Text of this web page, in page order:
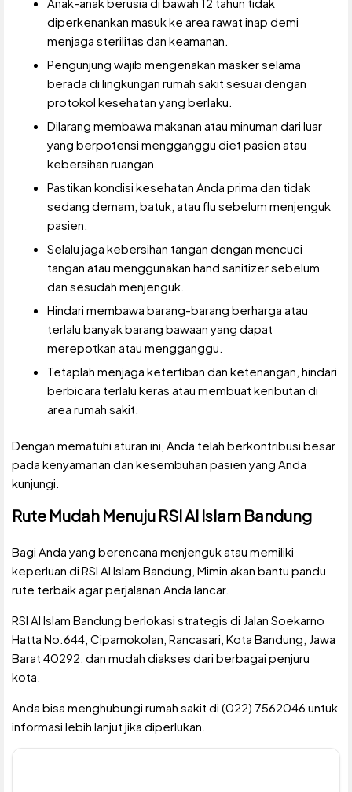
diperkenankan masuk ke area rawat inap demi
menjaga sterilitas dan keamanan.
Pengunjung wajib mengenakan masker selama
berada di lingkungan rumah sakit sesuai dengan
protokol kesehatan yang berlaku.
Dilarang membawa makanan atau minuman dari luar
yang berpotensi mengganggu diet pasien atau
kebersihan ruangan.
Pastikan kondisi kesehatan Anda prima dan tidak
sedang demam, batuk, atau flu sebelum menjenguk
pasien.
Selalu jaga kebersihan tangan dengan mencuci
tangan atau menggunakan hand sanitizer sebelum
dan sesudah menjenguk.
Hindari membawa barang-barang berharga atau
terlalu banyak barang bawaan yang dapat
merepotkan atau mengganggu.
Tetaplah menjaga ketertiban dan ketenangan, hindari
berbicara terlalu keras atau membuat keributan di
area rumah sakit.
Dengan mematuhi aturan ini, Anda telah berkontribusi besar
pada kenyamanan dan kesembuhan pasien yang Anda
kunjungi.
Rute Mudah Menuju RSI Al Islam Bandung
Bagi Anda yang berencana menjenguk atau memiliki
keperluan di RSI Al Islam Bandung, Mimin akan bantu pandu
rute terbaik agar perjalanan Anda lancar.
RSI Al Islam Bandung berlokasi strategis di Jalan Soekarno
Hatta No.644, Cipamokolan, Rancasari, Kota Bandung, Jawa
Barat 40292, dan mudah diakses dari berbagai penjuru
kota.
Anda bisa menghubungi rumah sakit di (022) 7562046 untuk
informasi lebih lanjut jika diperlukan.